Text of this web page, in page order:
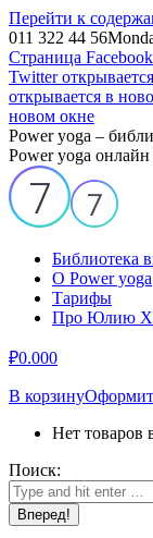
Перейти к
011 322 44 56
Страница
Twitter
открывается в
новом окне
Power yoga –
Power yoga онлайн
Библиотека
О Power yoga
Тарифы
Про Юлию
₽0.000
В корзину
Нет товаров
Поиск: